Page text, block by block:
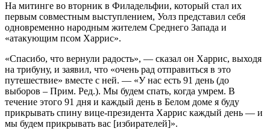
На митинге во вторник в Филадельфии, который стал их
первым совместным выступлением, Уолз представил себя
одновременно народным жителем Среднего Запада и
«атакующим псом Харрис».
«Спасибо, что вернули радость», — сказал он Харрис, выходя
на трибуну, и заявил, что «очень рад отправиться в это
путешествие» вместе с ней. — «У нас есть 91 день (до
выборов – Прим. Ред.). Мы будем спать, когда умрем. В
течение этого 91 дня и каждый день в Белом доме я буду
прикрывать спину вице-президента Харрис каждый день — и
мы будем прикрывать вас [избирателей]».